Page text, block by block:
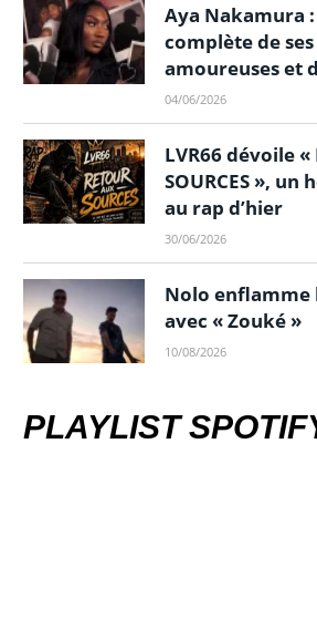
Aya Nakamura
complète de
amoureuses et
04/06/2026
LVR66 dévoile «
SOURCES »,
au rap d’hier
30/06/2026
Nolo enflamme
avec « Zouké »
10/08/2026
PLAYLIST